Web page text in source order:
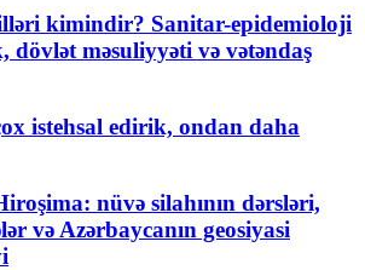
kimindir? Sanitar-epidemioloji
dövlət məsuliyyəti və vətəndaş
istehsal edirik, ondan daha
nüvə silahının dərsləri,
və Azərbaycanın geosiyasi